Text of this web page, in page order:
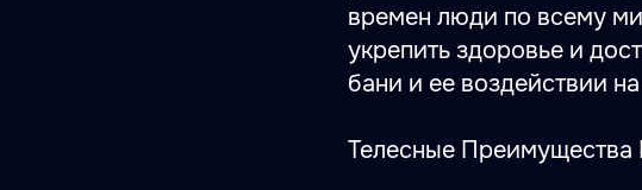
времен люди по всему
укрепить здоровье и
бани и ее воздействии
Телесные